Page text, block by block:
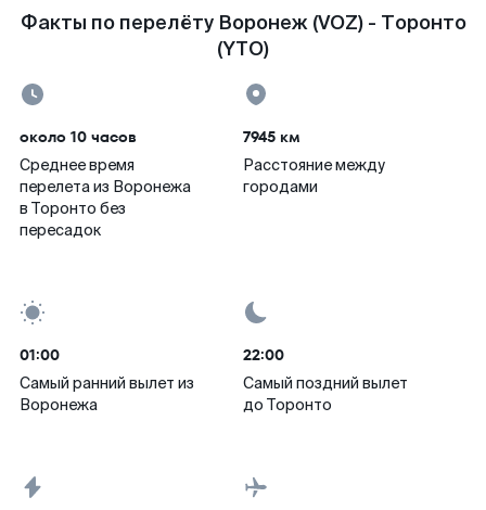
Факты по перелёту Воронеж (VOZ) - Торонто
(YTO)
около 10 часов
Среднее время
перелета из Воронежа
в Торонто без
пересадок
7945 км
Расстояние между
городами
01:00
Самый ранний вылет из
Воронежа
22:00
Самый поздний вылет
до Торонто